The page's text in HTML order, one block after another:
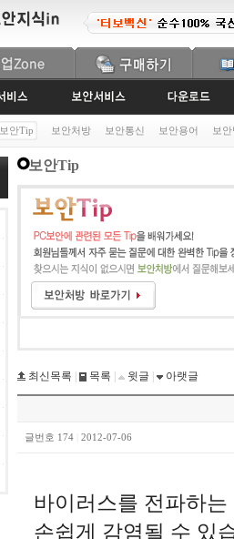
보안Tip 보안처방 보안통신 보안용어 보
보안Tip
최신목록 목록 윗글 아랫글
글번호 174 2012-07-06
바이러스를 전파하
손쉽게 감염될 수 있